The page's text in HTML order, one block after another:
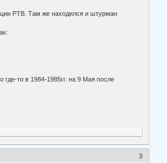
РТВ. Там же находился и штурман
то в 1984-1985гг. на 9 Мая после
3